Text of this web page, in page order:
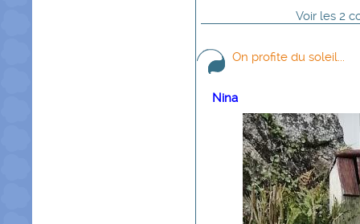
Voir les 2
On profite du soleil...
Nina